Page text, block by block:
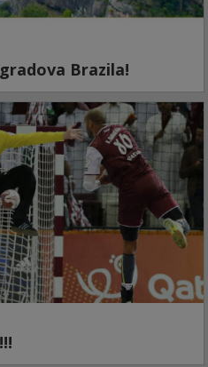
Brazila!